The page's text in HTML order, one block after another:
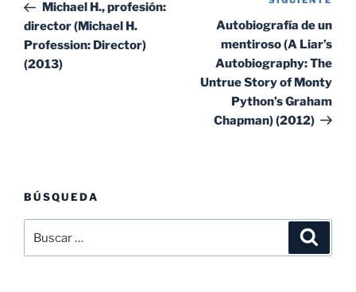
entradas
Michael H., profesión:
director (Michael H.
Profession: Director)
(2013)
Autobiografía de un
mentiroso (A Liar’s
Autobiography: The
Untrue Story of Monty
Python’s Graham
Chapman) (2012)
BÚSQUEDA
por: